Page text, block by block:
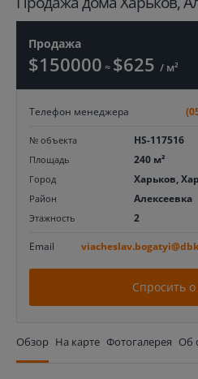
Продажа
$150000 ≈ $625 / м²
Телефон менеджера
№ объекта HS-117516
Площадь 240 м²
Город Харьков,
Район Алексеевка
Этажность 2
Email
Спросить
Обзор На карте Фотогалерея Об